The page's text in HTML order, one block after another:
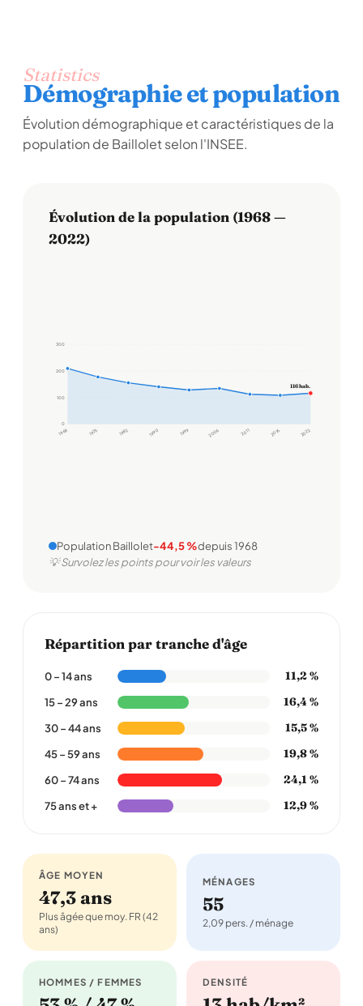
Statistics
Démographie et population
Évolution démographique et caractéristiques de la
population de Baillolet selon l'INSEE.
Évolution de la population (1968 —
2022)
0
100
200
300
1968 1975 1982 1990 1999 2006 2011 2016 2022
116 hab.
Population Baillolet-44,5 %depuis 1968
💡 Survolez les points pour voir les valeurs
Répartition par tranche d'âge
0 – 14 ans 11,2 %
15 – 29 ans 16,4 %
30 – 44 ans 15,5 %
45 – 59 ans 19,8 %
60 – 74 ans 24,1 %
75 ans et + 12,9 %
ÂGE MOYEN
47,3 ans
Plus âgée que moy. FR (42
ans)
MÉNAGES
55
2,09 pers. / ménage
HOMMES / FEMMES DENSITÉ